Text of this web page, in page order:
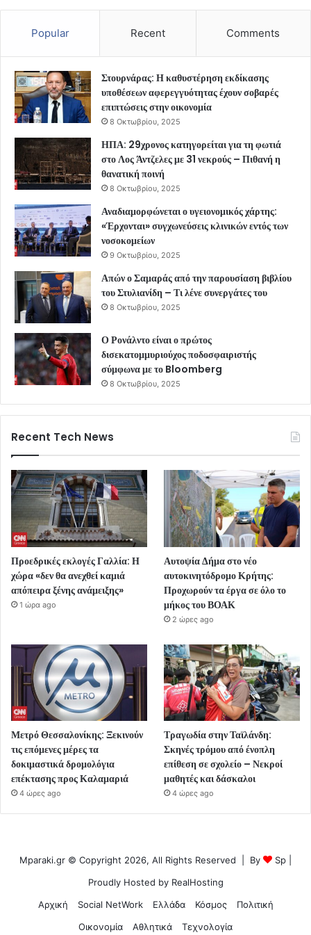
Popular Recent Comments
Στουρνάρας: Η καθυστέρηση εκδίκασης
υποθέσεων αφερεγγυότητας έχουν σοβαρές
επιπτώσεις στην οικονομία
8 Οκτωβρίου, 2025
ΗΠΑ: 29χρονος κατηγορείται για τη φωτιά
στο Λος Άντζελες με 31 νεκρούς – Πιθανή η
θανατική ποινή
8 Οκτωβρίου, 2025
Αναδιαμορφώνεται ο υγειονομικός χάρτης:
«Έρχονται» συγχωνεύσεις κλινικών εντός των
νοσοκομείων
9 Οκτωβρίου, 2025
Απών ο Σαμαράς από την παρουσίαση βιβλίου
του Στυλιανίδη – Τι λένε συνεργάτες του
8 Οκτωβρίου, 2025
Ο Ρονάλντο είναι ο πρώτος
δισεκατομμυριούχος ποδοσφαιριστής
σύμφωνα με το Bloomberg
8 Οκτωβρίου, 2025
Recent Tech News
Προεδρικές εκλογές Γαλλία: Η
χώρα «δεν θα ανεχθεί καμιά
απόπειρα ξένης ανάμειξης»
1 ώρα ago
Αυτοψία Δήμα στο νέο
αυτοκινητόδρομο Κρήτης:
Προχωρούν τα έργα σε όλο το
μήκος του ΒΟΑΚ
2 ώρες ago
Μετρό Θεσσαλονίκης: Ξεκινούν
τις επόμενες μέρες τα
δοκιμαστικά δρομολόγια
επέκτασης προς Καλαμαριά
4 ώρες ago
Τραγωδία στην Ταϊλάνδη:
Σκηνές τρόμου από ένοπλη
επίθεση σε σχολείο – Νεκροί
μαθητές και δάσκαλοι
4 ώρες ago
Mparaki.gr © Copyright 2026, All Rights Reserved | By Sp
Proudly Hosted by RealHosting
Αρχική
Social NetWork Ελλάδα Κόσμος
Πολιτική
Οικονομία
Αθλητικά Τεχνολογία